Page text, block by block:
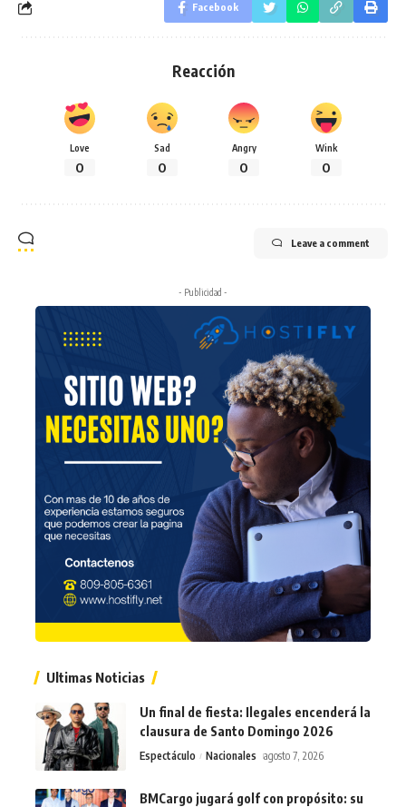
Facebook
Reacción
Love
0
Sad
0
Angry
0
Wink
0
Leave a comment
- Publicidad -
Ultimas Noticias
Un final de fiesta: Ilegales encenderá la
clausura de Santo Domingo 2026
Espectáculo Nacionales agosto 7, 2026
BMCargo jugará golf con propósito: su